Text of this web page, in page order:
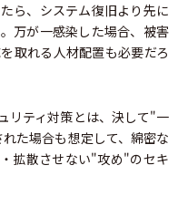
ら、システム復旧より先に
万が一感染した場合、被害
取れる人材配置も必要だろ
リティ対策とは、決して"一
た場合も想定して、綿密な
拡散させない"攻め"のセキ